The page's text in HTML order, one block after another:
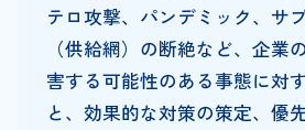
テロ攻撃、パンデミック、サ
（供給網）の断絶など、企業
害する可能性のある事態に対
と、効果的な対策の策定、優